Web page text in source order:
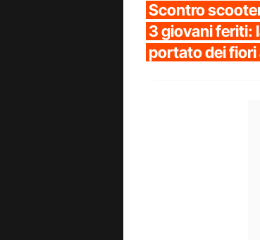
Scontro
3 giovani feriti:
portato dei